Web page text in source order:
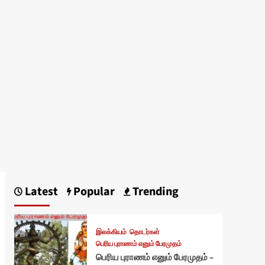
Latest Popular Trending
இலக்கியம் தொடர்கள்
பெரிய புராணம் எனும் பேரமுதம்
பெரிய புராணம் எனும் பேரமுதம் –